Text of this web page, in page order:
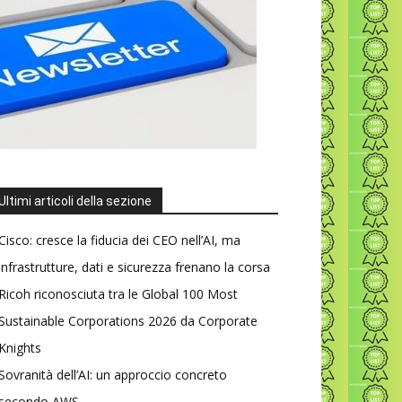
articoli della sezione
cresce la fiducia dei CEO nell’AI, ma
dati e sicurezza frenano la corsa
riconosciuta tra le Global 100 Most
Corporations 2026 da Corporate
dell’AI: un approccio concreto